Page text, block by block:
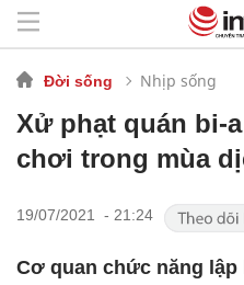
Đời sống Nhịp sống
Xử phạt quán bi-
chơi trong mùa
19/07/2021 - 21:24
Cơ quan chức năng